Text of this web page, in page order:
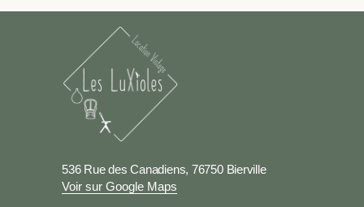
536 Rue des Canadiens, 76750 Bierville
Voir sur Google Maps